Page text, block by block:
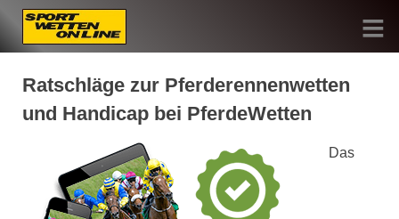
Skip
content
Sportwetten Online
Ratschläge zur Pferderennenwetten
und Handicap bei PferdeWetten
Das